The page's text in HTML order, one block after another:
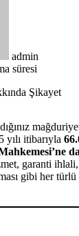
admin
süresi
itibarıyla
garanti
gibi her